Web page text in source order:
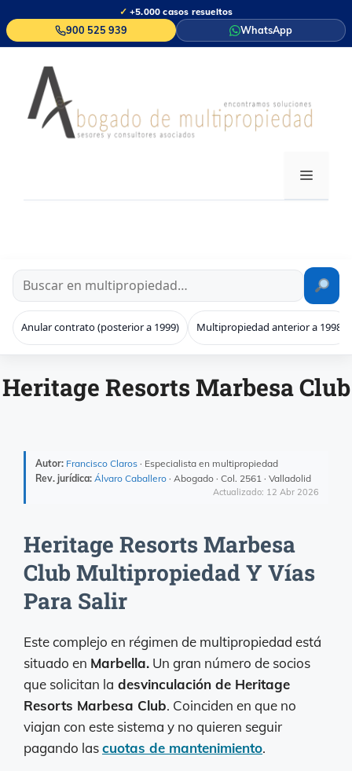
al
contenido
✓ +5.000 casos resueltos
900 525 939 WhatsApp
MENÚ
Anular contrato (posterior a 1999) Multipropiedad anterior a 1998
Heritage Resorts Marbesa Club
Autor: Francisco Claros · Especialista en multipropiedad
Rev. jurídica: Álvaro Caballero · Abogado · Col. 2561 · Valladolid
Actualizado: 12 Abr 2026
Heritage Resorts Marbesa
Club Multipropiedad Y Vías
Para Salir
Este complejo en régimen de multipropiedad está
situado en Marbella. Un gran número de socios
que solicitan la desvinculación de Heritage
Resorts Marbesa Club. Coinciden en que no
viajan con este sistema y no quieren seguir
pagando lascuotas de mantenimiento.